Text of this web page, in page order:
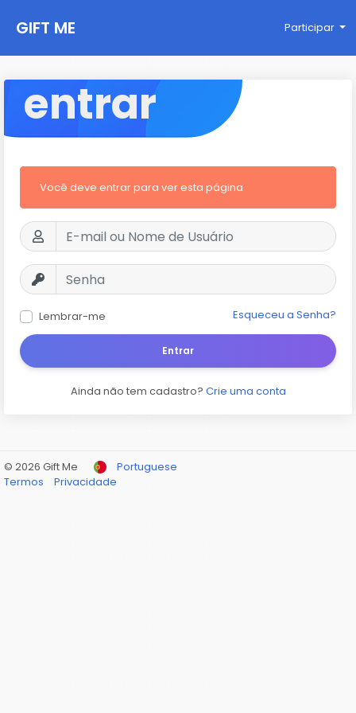
GIFT ME Participar
entrar
Você deve entrar para ver esta página
Lembrar-me Esqueceu a Senha?
Entrar
Ainda não tem cadastro? Crie uma conta
© 2026 Gift Me
Portuguese
Termos
Privacidade